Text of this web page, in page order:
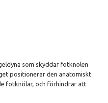
som skyddar fotknölen
positionerar den anatomiskt
fotknölar, och förhindrar att